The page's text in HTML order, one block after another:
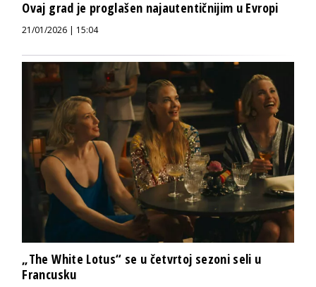
Ovaj grad je proglašen najautentičnijim u Evropi
21/01/2026 | 15:04
„The White Lotus“ se u četvrtoj sezoni seli u
Francusku